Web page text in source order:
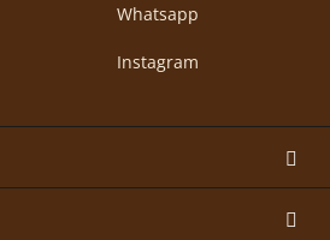
Whatsapp
Instagram